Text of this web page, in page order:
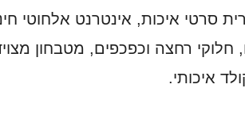
סרטי איכות, אינטרנט אלחוטי
חלוקי רחצה וכפכפים, מטבחון
איכותי.